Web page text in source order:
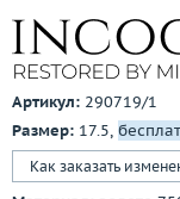
Контакты
3D-тур по
Артикул: 290719/1
Размер: 17.5,
Как заказать